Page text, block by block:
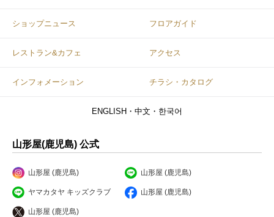
ショップニュース フロアガイド
レストラン&カフェ アクセス
インフォメーション チラシ・カタログ
ENGLISH・中文・한국어
山形屋(鹿児島) 公式
山形屋 (鹿児島) 山形屋 (鹿児島)
ヤマカタヤ キッズクラブ 山形屋 (鹿児島)
山形屋 (鹿児島)